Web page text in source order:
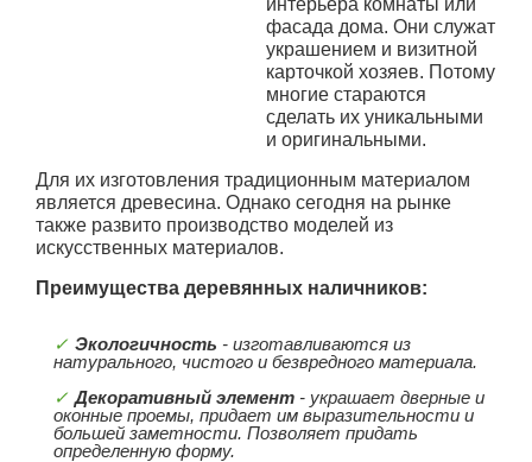
интерьера комнаты или
фасада дома. Они служат
украшением и визитной
карточкой хозяев. Потому
многие стараются
сделать их уникальными
и оригинальными.
Для их изготовления традиционным материалом
является древесина. Однако сегодня на рынке
также развито производство моделей из
искусственных материалов.
Преимущества деревянных наличников:
Экологичность - изготавливаются из
натурального, чистого и безвредного материала.
Декоративный элемент - украшает дверные и
оконные проемы, придает им выразительности и
большей заметности. Позволяет придать
определенную форму.